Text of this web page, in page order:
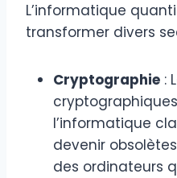
L’informatique
transformer divers
Cryptographie :
l’informatique
devenir
des ordinateurs